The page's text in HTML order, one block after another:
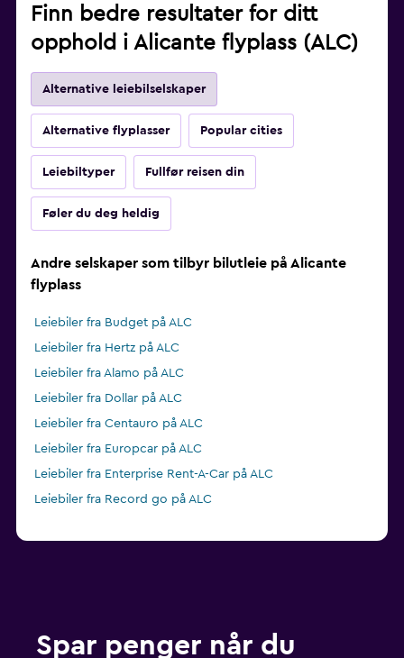
Finn bedre resultater for ditt
opphold i Alicante flyplass (ALC)
Alternative leiebilselskaper
Alternative flyplasser Popular cities
Leiebiltyper Fullfør reisen din
Føler du deg heldig
Andre selskaper som tilbyr bilutleie på Alicante
flyplass
Leiebiler fra Budget på ALC
Leiebiler fra Hertz på ALC
Leiebiler fra Alamo på ALC
Leiebiler fra Dollar på ALC
Leiebiler fra Centauro på ALC
Leiebiler fra Europcar på ALC
Leiebiler fra Enterprise Rent-A-Car på ALC
Leiebiler fra Record go på ALC
Spar penger når du